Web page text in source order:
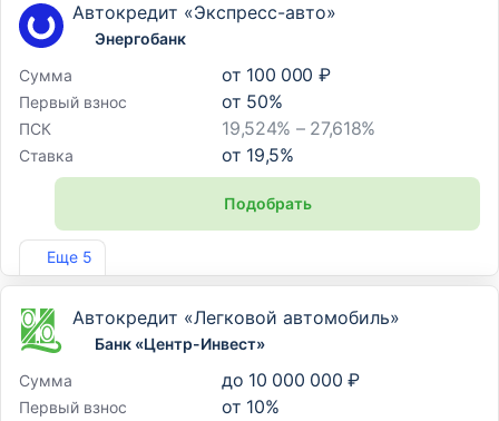
Еще 5
Автокредит «Экспресс-авто»
Энергобанк
Сумма
от 100 000 ₽
Первый взнос от 50%
ПСК 19,524% – 27,618%
Ставка от 19,5%
Подобрать
Лиц. №67
Автокредит «Легковой автомобиль»
Банк «Центр-Инвест»
Сумма
до 10 000 000 ₽
Первый взнос от 10%